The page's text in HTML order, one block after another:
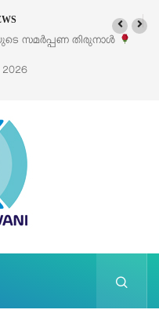
എക്സിബിഷനും
2026